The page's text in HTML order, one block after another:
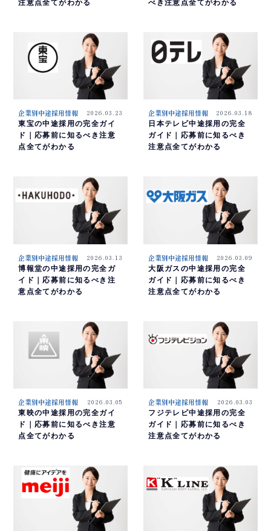
注意点全てがわかる べき注意点全てがわかる
企業別中途採用情報 2026.03.23
東宝の中途採用の完全ガイ
ド｜応募前に知るべき注意
点全てがわかる
企業別中途採用情報 2026.03.18
日本テレビ中途採用の完全
ガイド｜応募前に知るべき
注意点全てがわかる
企業別中途採用情報 2026.03.13
博報堂の中途採用の完全ガ
イド｜応募前に知るべき注
意点全てがわかる
企業別中途採用情報 2026.03.09
大阪ガスの中途採用の完全
ガイド｜応募前に知るべき
注意点全てがわかる
企業別中途採用情報 2026.03.05
東映の中途採用の完全ガイ
ド｜応募前に知るべき注意
点全てがわかる
企業別中途採用情報 2026.03.03
フジテレビ中途採用の完全
ガイド｜応募前に知るべき
注意点全てがわかる